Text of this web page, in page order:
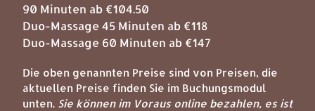
90 Minuten ab €104.50
Duo-Massage 45 Minuten ab €118
Duo-Massage 60 Minuten ab €147
Die oben genannten Preise sind von Preisen, die
aktuellen Preise finden Sie im Buchungsmodul
unten. Sie können im Voraus online bezahlen, es ist